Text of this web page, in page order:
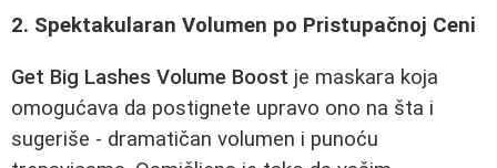
2. Spektakularan Volumen po Pristupačnoj Ceni
Get Big Lashes Volume Boost je maskara koja
omogućava da postignete upravo ono na šta i
sugeriše - dramatičan volumen i punoću